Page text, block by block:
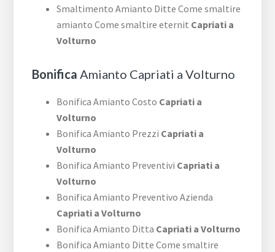
Smaltimento Amianto Ditte Come smaltire
amianto Come smaltire eternit Capriati a
Volturno
Bonifica Amianto Capriati a Volturno
Bonifica Amianto Costo Capriati a
Volturno
Bonifica Amianto Prezzi Capriati a
Volturno
Bonifica Amianto Preventivi Capriati a
Volturno
Bonifica Amianto Preventivo Azienda
Capriati a Volturno
Bonifica Amianto Ditta Capriati a Volturno
Bonifica Amianto Ditte Come smaltire